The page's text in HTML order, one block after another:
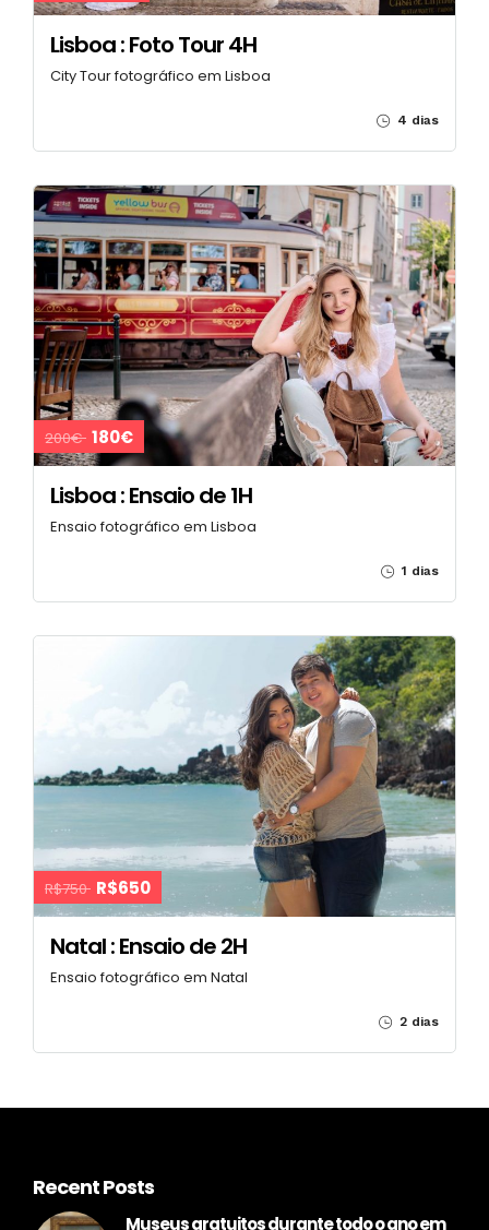
Lisboa : Foto Tour 4H
City Tour fotográfico em Lisboa
4 dias
200€ 180€
Lisboa : Ensaio de 1H
Ensaio fotográfico em Lisboa
1 dias
R$750 R$650
Natal : Ensaio de 2H
Ensaio fotográfico em Natal
2 dias
Recent Posts
Museus gratuitos durante todo o ano em